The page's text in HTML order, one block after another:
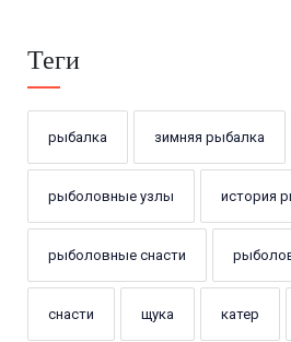
Теги
рыбалка зимняя рыбалка
рыболовные узлы история
рыболовные снасти
снасти щука катер